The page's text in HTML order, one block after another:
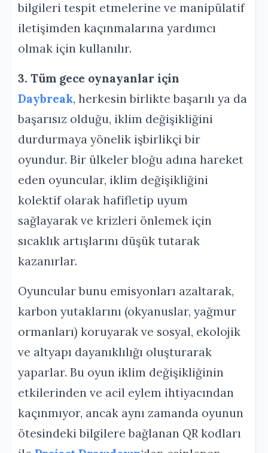
bilgileri tespit etmelerine ve manipülatif
iletişimden kaçınmalarına yardımcı
olmak için kullanılır.
3. Tüm gece oynayanlar için
Daybreak, herkesin birlikte başarılı ya da
başarısız olduğu, iklim değişikliğini
durdurmaya yönelik işbirlikçi bir
oyundur. Bir ülkeler bloğu adına hareket
eden oyuncular, iklim değişikliğini
kolektif olarak hafifletip uyum
sağlayarak ve krizleri önlemek için
sıcaklık artışlarını düşük tutarak
kazanırlar.
Oyuncular bunu emisyonları azaltarak,
karbon yutaklarını (okyanuslar, yağmur
ormanları) koruyarak ve sosyal, ekolojik
ve altyapı dayanıklılığı oluşturarak
yaparlar. Bu oyun iklim değişikliğinin
etkilerinden ve acil eylem ihtiyacından
kaçınmıyor, ancak aynı zamanda oyunun
ötesindeki bilgilere bağlanan QR kodları